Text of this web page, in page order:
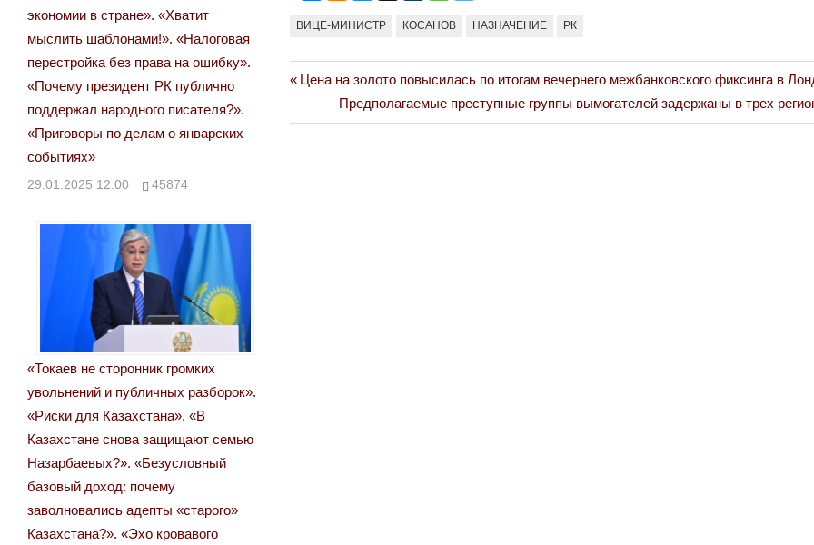
ВИЦЕ-МИНИСТР КОСАНОВ НАЗНАЧЕНИЕ РК
Навигация
по
Previous
Цена на золото повысилась по итогам вечернего межбанковского фиксинга в
Next
Post:
Предполагаемые преступные группы вымогателей задержаны в трех
экономии в стране». «Хватит
мыслить шаблонами!». «Налоговая
перестройка без права на ошибку».
«Почему президент РК публично
поддержал народного писателя?».
«Приговоры по делам о январских
событиях»
29.01.2025 12:00 45874
«Токаев не сторонник громких
увольнений и публичных разборок».
«Риски для Казахстана». «В
Казахстане снова защищают семью
Назарбаевых?». «Безусловный
базовый доход: почему
заволновались адепты «старого»
Казахстана?». «Эхо кровавого